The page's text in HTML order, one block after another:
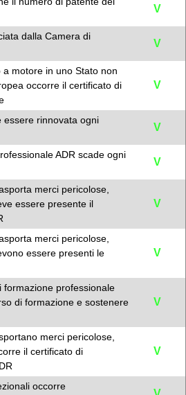
V
dalla Camera di
V
motore in uno Stato non
occorre il certificato di
V
essere rinnovata ogni
V
ADR scade ogni
V
merci pericolose,
essere presente il
V
merci pericolose,
essere presenti le
V
formazione professionale
di formazione e sostenere
V
merci pericolose,
il certificato di
V
occorre